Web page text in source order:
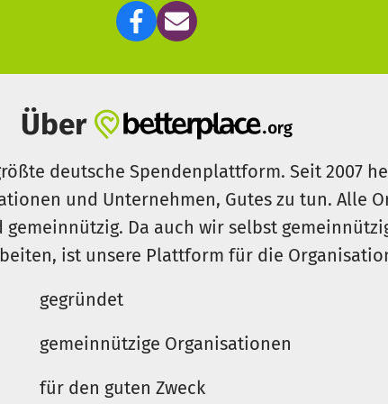
mit ihnen meint.
Über
deutsche Spendenplattform. Seit 2007
und Unternehmen, Gutes zu tun. Alle
Da auch wir selbst
ist unsere Plattform für die
gegründet
gemeinnützige Organisationen
für den guten Zweck